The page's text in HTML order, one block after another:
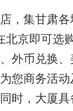
，集甘肃
北京即可选
外币兑换
您商务活
时，大厦具